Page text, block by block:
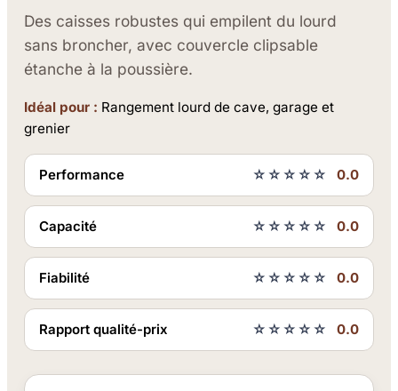
Des caisses robustes qui empilent du lourd
sans broncher, avec couvercle clipsable
étanche à la poussière.
Idéal pour : Rangement lourd de cave, garage et
grenier
Performance ☆☆☆☆☆ 0.0
Capacité ☆☆☆☆☆ 0.0
Fiabilité ☆☆☆☆☆ 0.0
Rapport qualité-prix ☆☆☆☆☆ 0.0